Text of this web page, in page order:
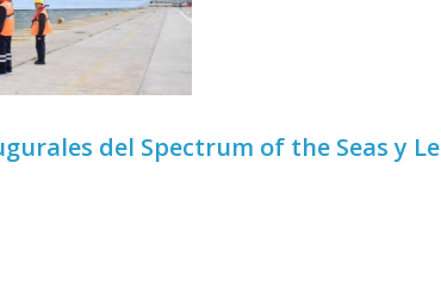
del Spectrum of the Seas y Le